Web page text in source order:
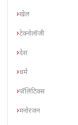
खेल
टेक्नोलॉजी
देश
धर्म
पॉलिटिक्स
मनोरंजन